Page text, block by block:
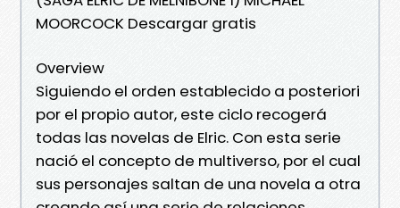
MOORCOCK Descargar gratis
Overview
Siguiendo el orden establecido a posteriori
por el propio autor, este ciclo recogerá
todas las novelas de Elric. Con esta serie
nació el concepto de multiverso, por el cual
sus personajes saltan de una novela a otra